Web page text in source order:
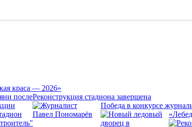
краса — 2026»
Реконструкция стадиона завершена
Победа в конкурсе